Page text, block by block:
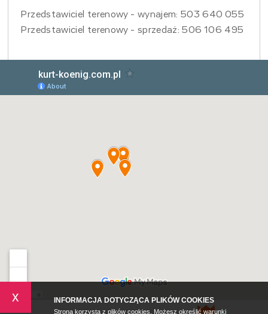
Przedstawiciel terenowy - wynajem: 503 640 055
Przedstawiciel terenowy - sprzedaż: 506 106 495
x INFORMACJA DOTYCZĄCA PLIKÓW COOKIES
Strona korzysta z plików cookies. Możesz określić warunki